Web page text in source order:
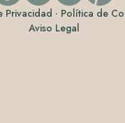
Privacidad · Política de
Aviso Legal